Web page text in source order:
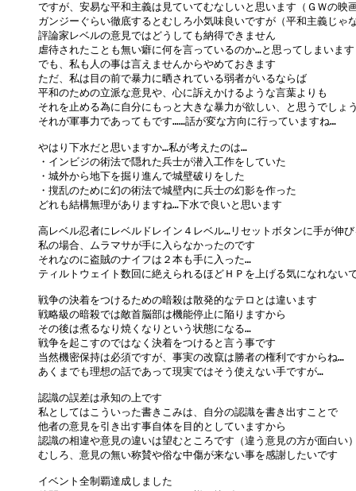
ですが、安易な平和主義は見ていてむなしいと思います（ＧＷの映
ガンジーぐらい徹底するとむしろ小気味良いですが（平和主義じゃ
評論家レベルの意見ではどうしても納得できません
虐待されたことも無い癖に何を言っているのか…と思ってしまいます
でも、私も人の事は言えませんからやめておきます
ただ、私は目の前で暴力に晒されている弱者がいるならば
平和のための立派な意見や、心に訴えかけるような言葉よりも
それを止める為に自分にもっと大きな暴力が欲しい、と思うでしょ
それが軍事力であってもです……話が変な方向に行っていますね…
やはり下水だと思いますか…私が考えたのは…
・インビジの術法で隠れた兵士が潜入工作をしていた
・城外から地下を掘り進んで城壁破りをした
・撹乱のために幻の術法で城壁内に兵士の幻影を作った
どれも結構無理がありますね…下水で良いと思います
高レベル忍者にレベルドレイン４レベル…リセットボタンに手が伸
私の場合、ムラマサが手に入らなかったのです
それなのに盗賊のナイフは２本も手に入った…
ティルトウェイト数回に絶えられるほどＨＰを上げる気になれない
戦争の決着をつけるための暗殺は散発的なテロとは違います
戦略級の暗殺では敵首脳部は機能停止に陥りますから
その後は煮るなり焼くなりという状態になる…
戦争を起こすのではなく決着をつけると言う事です
当然機密保持は必須ですが、事実の改竄は勝者の権利ですからね…
あくまでも理想の話であって現実ではそう使えない手ですが…
認識の誤差は承知の上です
私としてはこういった書きこみは、自分の認識を書き出すことで
他者の意見を引き出す事自体を目的としていますから
認識の相違や意見の違いは望むところです（違う意見の方が面白い
むしろ、意見の無い称賛や俗な中傷が来ない事を感謝したいです
イベント全制覇達成しました